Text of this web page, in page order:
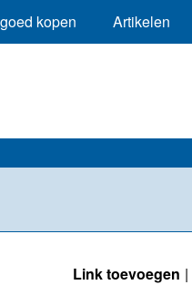
kopen Artikelen
Link toevoegen